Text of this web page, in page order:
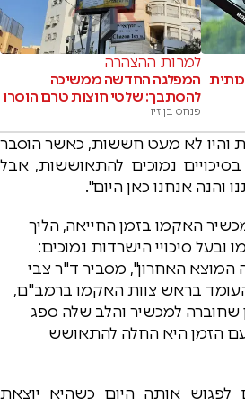
למרות ההצהרה
המפלגה החדשה ממשיכה
להסתבך: שלטי חוצות טרם הוסרו
פנחס בן זיו
והיו לא מעט חששות, כאשר הוסבר
נמוכים להתאוששות, אבל
אנחנו כאן היום".
האקמו בזמן החייאה, הליך
ובעל סיכויי הישרדות נמוכים:
המוצא האחרון", מסביר ד"ר צבי
בראש צוות האקמו ברמב"ם,
למכשיר והלב שלה ספג
הזמן היא החלה להתאושש
לפגוש אותה היום כשהיא יוצאת